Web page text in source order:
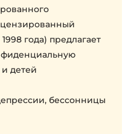
года) предлагает
детей
бессонницы
и с близкими